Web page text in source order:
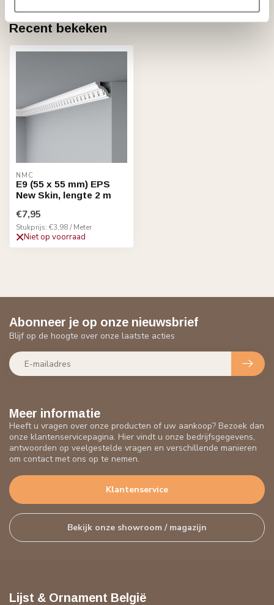
Recent bekeken
NMC
E9 (55 x 55 mm) EPS
New Skin, lengte 2 m
€7,95
Stukprijs: €3,98 / Meter
Niet op voorraad
Meer informatie
Heeft u vragen over onze producten of uw aankoop? Bezoek dan
onze klantenservicepagina. Hier vindt u onze bedrijfsgegevens,
antwoorden op veelgestelde vragen en verschillende manieren
om contact met ons op te nemen.
Klantenservice
Bekijk onze showroom / magazijn
Abonneer je op onze nieuwsbrief
Blijf op de hoogte over onze laatste acties
Lijst & Ornament België